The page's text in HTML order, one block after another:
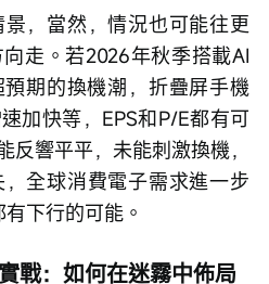
，當然，情況也可能往更
走。若2026年秋季搭載AI
期的換機潮，折疊屏手機
加快等，EPS和P/E都有可
反響平平，未能刺激換機，
全球消費電子需求進一步
下行的可能。
戰：如何在迷霧中佈局